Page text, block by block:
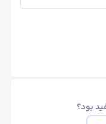
بود؟